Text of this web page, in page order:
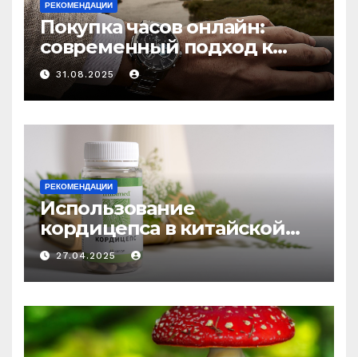
РЕКОМЕНДАЦИИ
Покупка часов онлайн:
современный подход к
выбору аксессуаров
31.08.2025
РЕКОМЕНДАЦИИ
Использование
кордицепса в китайской
медицине: природное
средство против усталости
и истощения
27.04.2025